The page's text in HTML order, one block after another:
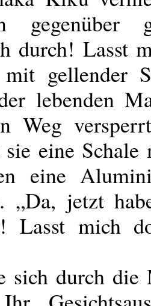
gegenüber
durch! Lasst
gellender
lebenden
Weg
eine
eine
„Da, jetzt
Lasst mich
sich durch die